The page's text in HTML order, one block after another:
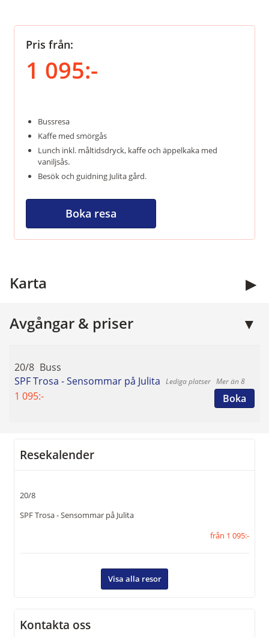
Pris från:
1 095:-
Bussresa
Kaffe med smörgås
Lunch inkl. måltidsdryck, kaffe och äppelkaka med
vaniljsås.
Besök och guidning Julita gård.
Boka resa
Måndag - fredag
E-post:
633 40
Kontaktformulär Ring oss
Karta
Avgångar & priser
20/8 Buss
SPF Trosa - Sensommar på Julita
Mer än 8
1 095:- Boka
Resekalender
20/8
SPF Trosa - Sensommar på Julita
från 1 095:-
Visa alla resor
Kontakta oss